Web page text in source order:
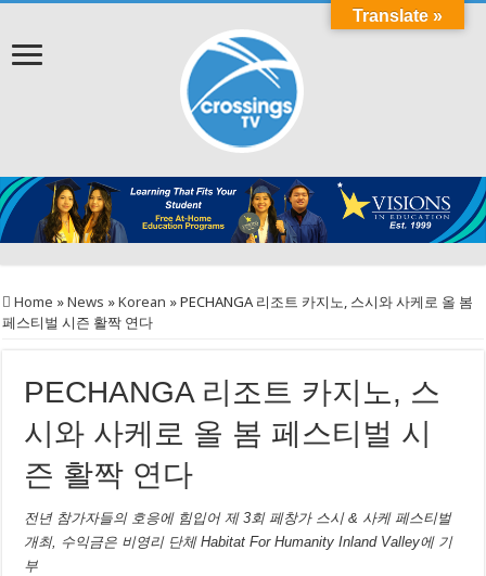
Home »News »Korean »PECHANGA 리조트 카지노, 스시와 사케로 올 봄
페스티벌 시즌 활짝 연다
PECHANGA 리조트 카지노, 스
시와 사케로 올 봄 페스티벌 시
즌 활짝 연다
전년 참가자들의 호응에 힘입어 제 3회 페창가 스시 & 사케 페스티벌
개최, 수익금은 비영리 단체 Habitat For Humanity Inland Valley에 기
부
Translate »